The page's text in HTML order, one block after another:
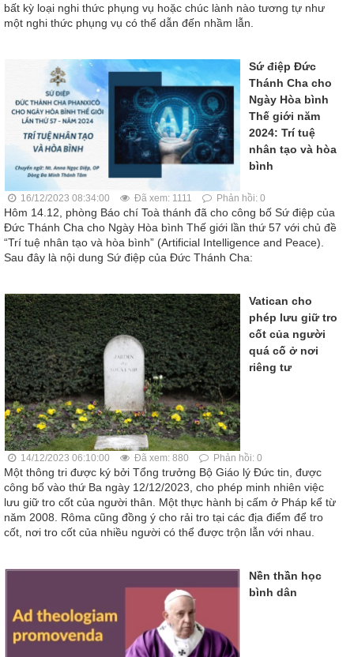
bất kỳ loại nghi thức phụng vụ hoặc chúc lành nào tương tự như
một nghi thức phụng vụ có thể dẫn đến nhầm lẫn.
Sứ điệp Đức
Thánh Cha cho
Ngày Hòa bình
Thế giới năm
2024: Trí tuệ
nhân tạo và hòa
bình
16/12/2023 08:34:00 Đã xem: 1111 Phản hồi: 0
Hôm 14.12, phòng Báo chí Toà thánh đã cho công bố Sứ điệp của
Đức Thánh Cha cho Ngày Hòa bình Thế giới lần thứ 57 với chủ đề
“Trí tuệ nhân tạo và hòa bình” (Artificial Intelligence and Peace).
Sau đây là nội dung Sứ điệp của Đức Thánh Cha:
Vatican cho
phép lưu giữ tro
cốt của người
quá cố ở nơi
riêng tư
14/12/2023 06:10:00 Đã xem: 880 Phản hồi: 0
Một thông tri được ký bởi Tổng trưởng Bộ Giáo lý Đức tin, được
công bố vào thứ Ba ngày 12/12/2023, cho phép minh nhiên việc
lưu giữ tro cốt của người thân. Một thực hành bị cấm ở Pháp kể từ
năm 2008. Rôma cũng đồng ý cho rải tro tại các địa điểm để tro
cốt, nơi tro cốt của nhiều người có thể được trộn lẫn với nhau.
Nền thần học
bình dân